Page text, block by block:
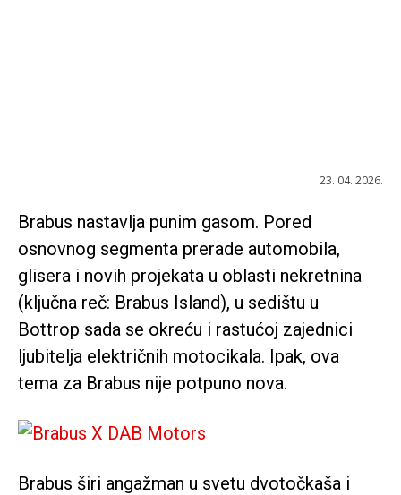
23. 04. 2026.
Brabus nastavlja punim gasom. Pored
osnovnog segmenta prerade automobila,
glisera i novih projekata u oblasti nekretnina
(ključna reč: Brabus Island), u sedištu u
Bottrop sada se okreću i rastućoj zajednici
ljubitelja električnih motocikala. Ipak, ova
tema za Brabus nije potpuno nova.
Brabus širi angažman u svetu dvotočkaša i